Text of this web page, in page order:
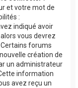
et votre mot de
:
indiqué avoir
vous devrez
forums
création de
un administrateur
information
avez reçu un